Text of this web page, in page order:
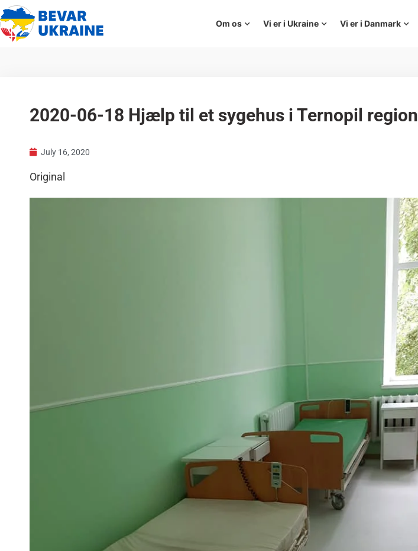
Om os Vi er i Ukraine Vi er i Danmark
2020-06-18 Hjælp til et sygehus i Ternopil region
July 16, 2020
Original